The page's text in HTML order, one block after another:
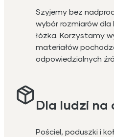
Szyjemy bez
wybór rozmiarów
łóżka. Korzystamy
materiałów
odpowiedzialnych
Dla ludzi na
Pościel, poduszki i